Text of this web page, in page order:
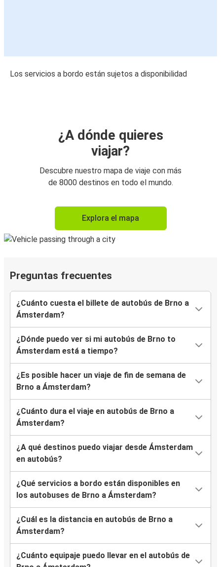
Los servicios a bordo están sujetos a disponibilidad
¿A dónde quieres
viajar?
Descubre nuestro mapa de viaje con más
de 8000 destinos en todo el mundo.
Explora el mapa
Preguntas frecuentes
¿Cuánto cuesta el billete de autobús de Brno a
Ámsterdam?
¿Dónde puedo ver si mi autobús de Brno to
Ámsterdam está a tiempo?
¿Es posible hacer un viaje de fin de semana de
Brno a Ámsterdam?
¿Cuánto dura el viaje en autobús de Brno a
Ámsterdam?
¿A qué destinos puedo viajar desde Ámsterdam
en autobús?
¿Qué servicios a bordo están disponibles en
los autobuses de Brno a Ámsterdam?
¿Cuál es la distancia en autobús de Brno a
Ámsterdam?
¿Cuánto equipaje puedo llevar en el autobús de